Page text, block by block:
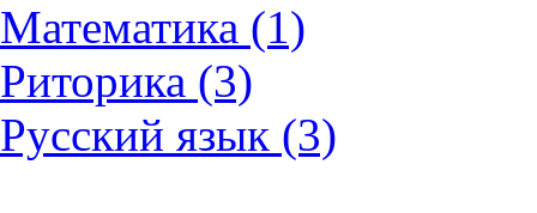
Математика (1)
Риторика (3)
Русский язык (3)